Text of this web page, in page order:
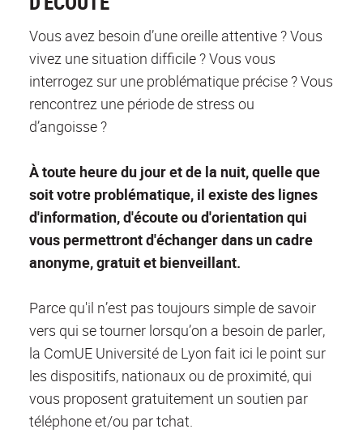
Vous avez besoin d’une oreille attentive ? Vous
vivez une situation difficile ? Vous vous
interrogez sur une problématique précise ? Vous
rencontrez une période de stress ou
d’angoisse ?
À toute heure du jour et de la nuit, quelle que
soit votre problématique, il existe des lignes
d'information, d'écoute ou d'orientation qui
vous permettront d'échanger dans un cadre
anonyme, gratuit et bienveillant.
Parce qu'il n’est pas toujours simple de savoir
vers qui se tourner lorsqu’on a besoin de parler,
la ComUE Université de Lyon fait ici le point sur
les dispositifs, nationaux ou de proximité, qui
vous proposent gratuitement un soutien par
téléphone et/ou par tchat.